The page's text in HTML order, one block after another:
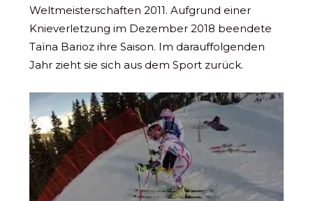
Weltmeisterschaften 2011. Aufgrund einer
Knieverletzung im Dezember 2018 beendete
Taïna Barioz ihre Saison. Im darauffolgenden
Jahr zieht sie sich aus dem Sport zurück.